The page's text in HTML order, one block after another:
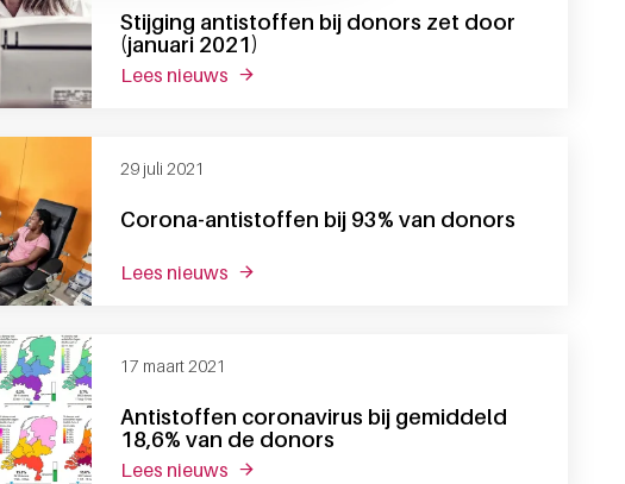
Stijging antistoffen bij donors zet door
(januari 2021)
lees nieuws over stijging antistoffen bij donors zet door
Corona-antistoffen bij 93% van donors
29 juli 2021
lees nieuws over corona-antistoffen bij 93% van donors
Antistoffen coronavirus bij gemiddeld
18,6% van de donors
17 maart 2021
lees nieuws over antistoffen coronavirus bij gemiddeld